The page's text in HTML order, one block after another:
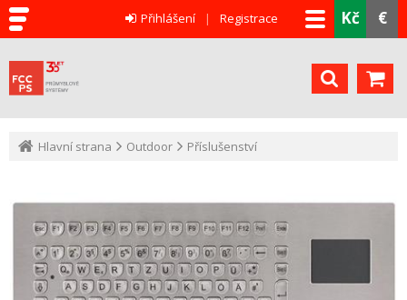
Kč €
Přihlášení Registrace
Hlavní strana Outdoor Příslušenství